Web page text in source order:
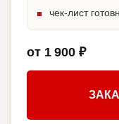
чек-лист
от 1 900 ₽